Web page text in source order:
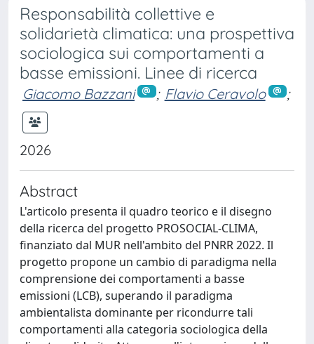
Responsabilità collettive e
solidarietà climatica: una prospettiva
sociologica sui comportamenti a
basse emissioni. Linee di ricerca
Giacomo Bazzani ; Flavio Ceravolo ;
2026
Abstract
L'articolo presenta il quadro teorico e il disegno
della ricerca del progetto PROSOCIAL-CLIMA,
finanziato dal MUR nell'ambito del PNRR 2022. Il
progetto propone un cambio di paradigma nella
comprensione dei comportamenti a basse
emissioni (LCB), superando il paradigma
ambientalista dominante per ricondurre tali
comportamenti alla categoria sociologica della